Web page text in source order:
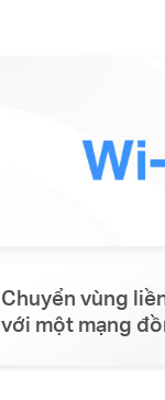
Chuyển vùng
với một mạng